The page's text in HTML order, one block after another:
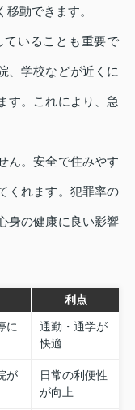
動できます。
ていることも重要で
、学校などが近くに
す。これにより、急
ん。安全で住みやす
くれます。犯罪率の
身の健康に良い影響
利点
に
通勤・通学が
快適
が
日常の利便性
が向上